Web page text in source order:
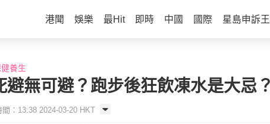
港聞 娛樂 最Hit 即時 中國 國際 星島申訴王
養生
避無可避？跑步後狂飲凍水是大忌
間：13:38 2024-03-20 HKT